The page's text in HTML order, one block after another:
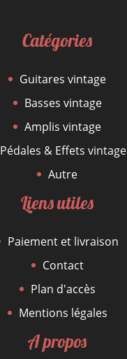
AUTRE
Catégories
Guitares vintage
Basses vintage
Amplis vintage
Pédales & Effets vintage
Autre
Liens utiles
Paiement et livraison
Contact
Plan d'accès
Mentions légales
A propos